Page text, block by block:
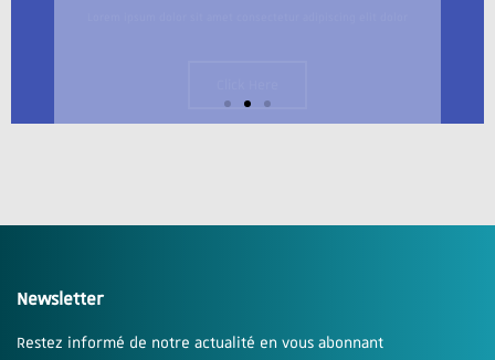
Newsletter
Restez informé de notre actualité en vous abonnant